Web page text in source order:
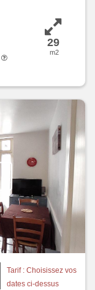
29
m2
Tarif : Choisissez vos
dates ci-dessus